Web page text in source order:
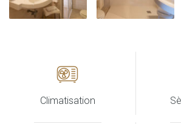
Climatisation